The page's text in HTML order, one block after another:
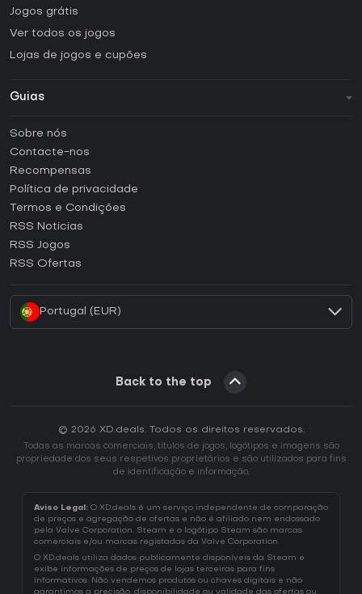
Jogos grátis
Ver todos os jogos
Lojas de jogos e cupões
Guias
Como ativar uma CD Key Steam?
Como ativar uma CD Key Epic Games?
Como ativar uma CD Key GOG?
Como ativar uma CD Key Ubisoft Connect?
Sobre nós
Contacte-nos
Recompensas
Política de privacidade
Termos e Condições
RSS Noticias
RSS Jogos
RSS Ofertas
Portugal (EUR)
Back to the top
© 2026 XD.deals. Todos os direitos reservados.
Todas as marcas comerciais, títulos de jogos, logótipos e imagens são
propriedade dos seus respetivos proprietários e são utilizados para fins
de identificação e informação.
Aviso Legal: O XD.deals é um serviço independente de comparação
de preços e agregação de ofertas e não é afiliado nem endossado
pela Valve Corporation. Steam e o logótipo Steam são marcas
comerciais e/ou marcas registadas da Valve Corporation.
O XD.deals utiliza dados publicamente disponíveis da Steam e
exibe informações de preços de lojas terceiras para fins
informativos. Não vendemos produtos ou chaves digitais e não
garantimos a precisão, disponibilidade ou validade das ofertas ou